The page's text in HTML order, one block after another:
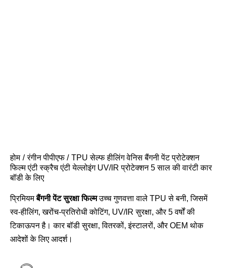
होम रंगीन पीपीएफ
TPU सेल्फ हीलिंग वेनिस बैंगनी पेंट प्रोटेक्शन
फिल्म एंटी स्क्रैच एंटी येल्लोइंग UV/IR प्रोटेक्शन 5 साल की वारंटी कार
बॉडी के लिए
प्रिमियमबैंगनी पेंट सुरक्षा फिल्मउच्च गुणवत्ता वाले TPU से बनी, जिसमें
स्व-हीलिंग, खरोंच-प्रतिरोधी कोटिंग, UV/IR सुरक्षा, और 5 वर्षों की
टिकाऊपन है। कार बॉडी सुरक्षा, वितरकों, इंस्टालरों, और OEM थोक
आदेशों के लिए आदर्श।